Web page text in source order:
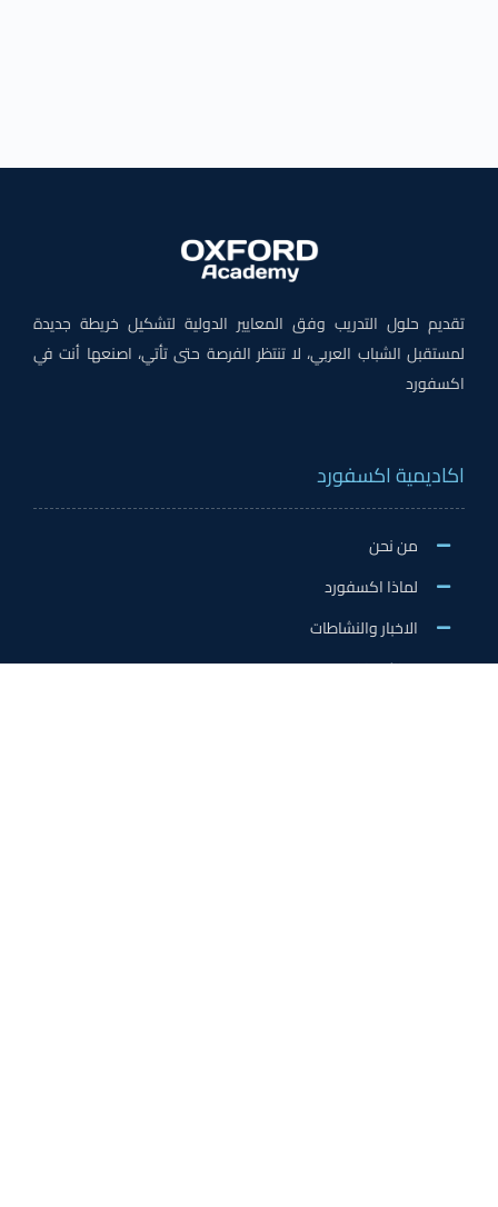
تقديم حلول التدريب وفق المعايير الدولية لتشكيل خريطة جديدة
لمستقبل الشباب العربي، لا تنتظر الفرصة حتى تأتي، اصنعها أنت في
اكسفورد
اكاديمية اكسفورد
من نحن
لماذا اكسفورد
الاخبار والنشاطات
وظائف اكسفورد